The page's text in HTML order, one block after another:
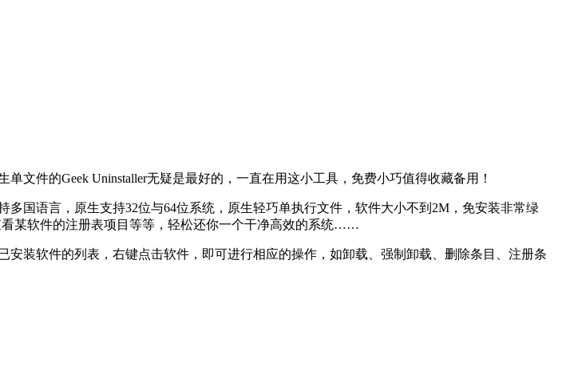
文件的Geek Uninstaller无疑是最好的，一直在用这小工具，免费小巧值得收藏备用！
国语言，原生支持32位与64位系统，原生轻巧单执行文件，软件大小不到2M，免安装非常绿
某软件的注册表项目等等，轻松还你一个干净高效的系统……
装软件的列表，右键点击软件，即可进行相应的操作，如卸载、强制卸载、删除条目、注册条